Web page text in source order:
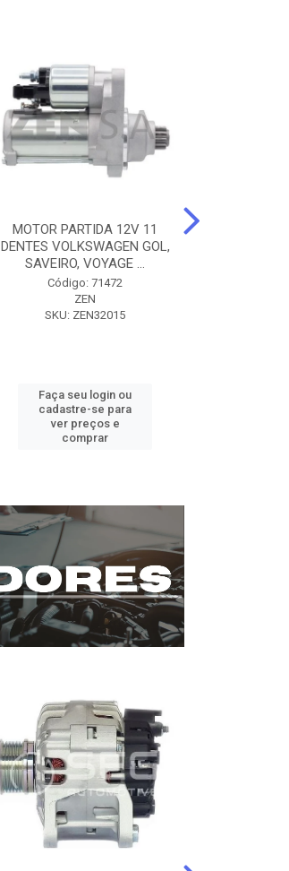
MOTOR PARTIDA 12V 11
DENTES VOLKSWAGEN GOL,
SAVEIRO, VOYAGE ...
Código: 71472
ZEN
SKU: ZEN32015
Faça seu login ou
cadastre-se para
ver preços e
comprar